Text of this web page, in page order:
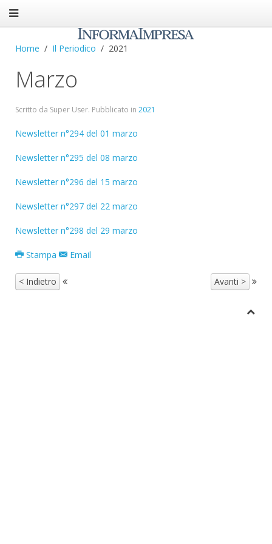
Home Il Periodico 2021
Marzo
Scritto da Super User. Pubblicato in 2021
Newsletter n°294 del 01 marzo
Newsletter n°295 del 08 marzo
Newsletter n°296 del 15 marzo
Newsletter n°297 del 22 marzo
Newsletter n°298 del 29 marzo
Stampa Email
< Indietro Avanti >